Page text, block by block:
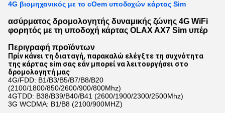
4G βιομηχανικός με το cOem υποδοχών κάρτας Sim
ασύρματος δρομολογητής δυναμικής ζώνης 4G WiFi
φορητός με τη υποδοχή κάρτας OLAX AX7 Sim υπέρ
Περιγραφή προϊόντων
Πρίν κάνει τη διαταγή, παρακαλώ ελέγξτε τη συχνότητα
της κάρτας sim σας εάν μπορεί να λειτουργήσει στο
δρομολογητή μας
4G/FDD: B1/B3/B5/B7/B8/B20
(2100/1800/850/2600/900/800Mhz)
4GTDD: B38/B39/B40/B41 (2600/1900/2300/2500Mhz)
3G WCDMA: B1/B8 (2100/900MHZ)